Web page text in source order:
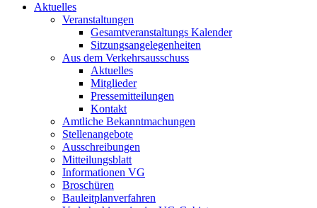
Aktuelles
Veranstaltungen
Gesamtveranstaltungs Kalender
Sitzungsangelegenheiten
Aus dem Verkehrsausschuss
Aktuelles
Mitglieder
Pressemitteilungen
Kontakt
Amtliche Bekanntmachungen
Stellenangebote
Ausschreibungen
Mitteilungsblatt
Informationen VG
Broschüren
Bauleitplanverfahren